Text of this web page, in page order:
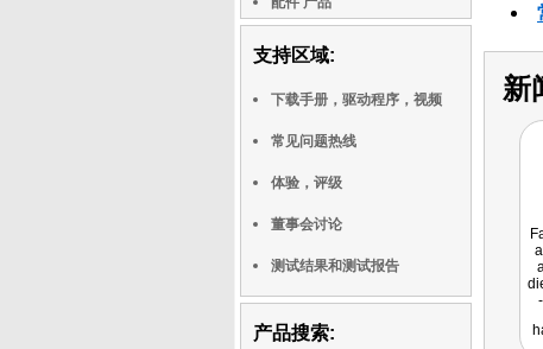
支持区域:
下载手册，驱动程序，视频
常见问题热线
体验，评级
董事会讨论
测试结果和测试报告
产品搜索:
新